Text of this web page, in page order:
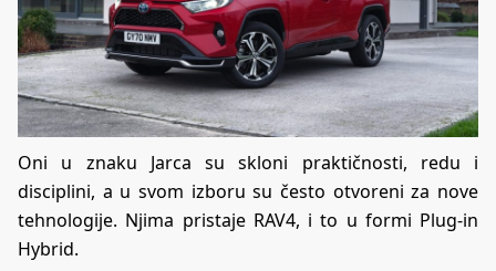
Oni u znaku Jarca su skloni praktičnosti, redu i
disciplini, a u svom izboru su često otvoreni za nove
tehnologije. Njima pristaje RAV4, i to u formi Plug-in
Hybrid.